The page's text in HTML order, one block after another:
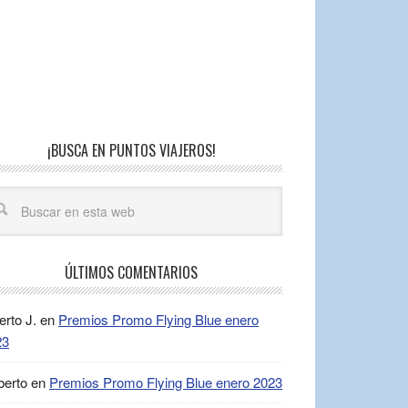
¡BUSCA EN PUNTOS VIAJEROS!
ÚLTIMOS COMENTARIOS
J. en Premios Promo Flying Blue enero
en Premios Promo Flying Blue enero 2023